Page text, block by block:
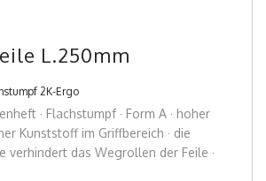
L.250mm
2K-Ergo
· Flachstumpf · Form A · hoher
Kunststoff im Griffbereich · die
verhindert das Wegrollen der Feile ·